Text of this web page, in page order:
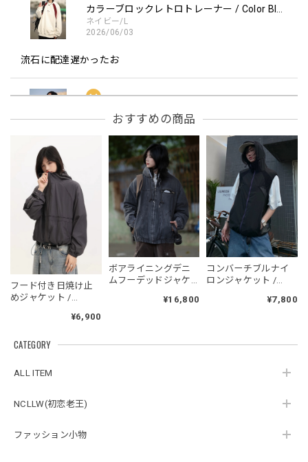
CATEGORY
ALL ITEM
NCLLW(初恋老王)
ファッション小物
ネイビー/L
2026/06/03
流石に配達遅かったお
レッド/L
2026/05/30
フーデッドスタジアムジャンバー / Hooded Stadium Jumper
ブラック/L
2026/05/28
NCLLW オリジナルドッグタグネックレス / NCLLW Original Dog Tag Necklace
2026/05/27
スタンドカラーレトロジャケット / Stand Collar Retro Jacket
ブラック/L
おすすめの商品
フード付き日焼け止
めジャケット /
¥6,900
ボアライニングデニ
ムフーデッドジャケ
Denim Hooded¥16,800
コンバーチブルナイ
ロンジャケット /
¥7,800